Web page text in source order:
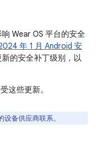
Wear OS 平台的安全
年 1 月 Android 安
的安全补丁级别，以
这些更新。
设备供应商联系。